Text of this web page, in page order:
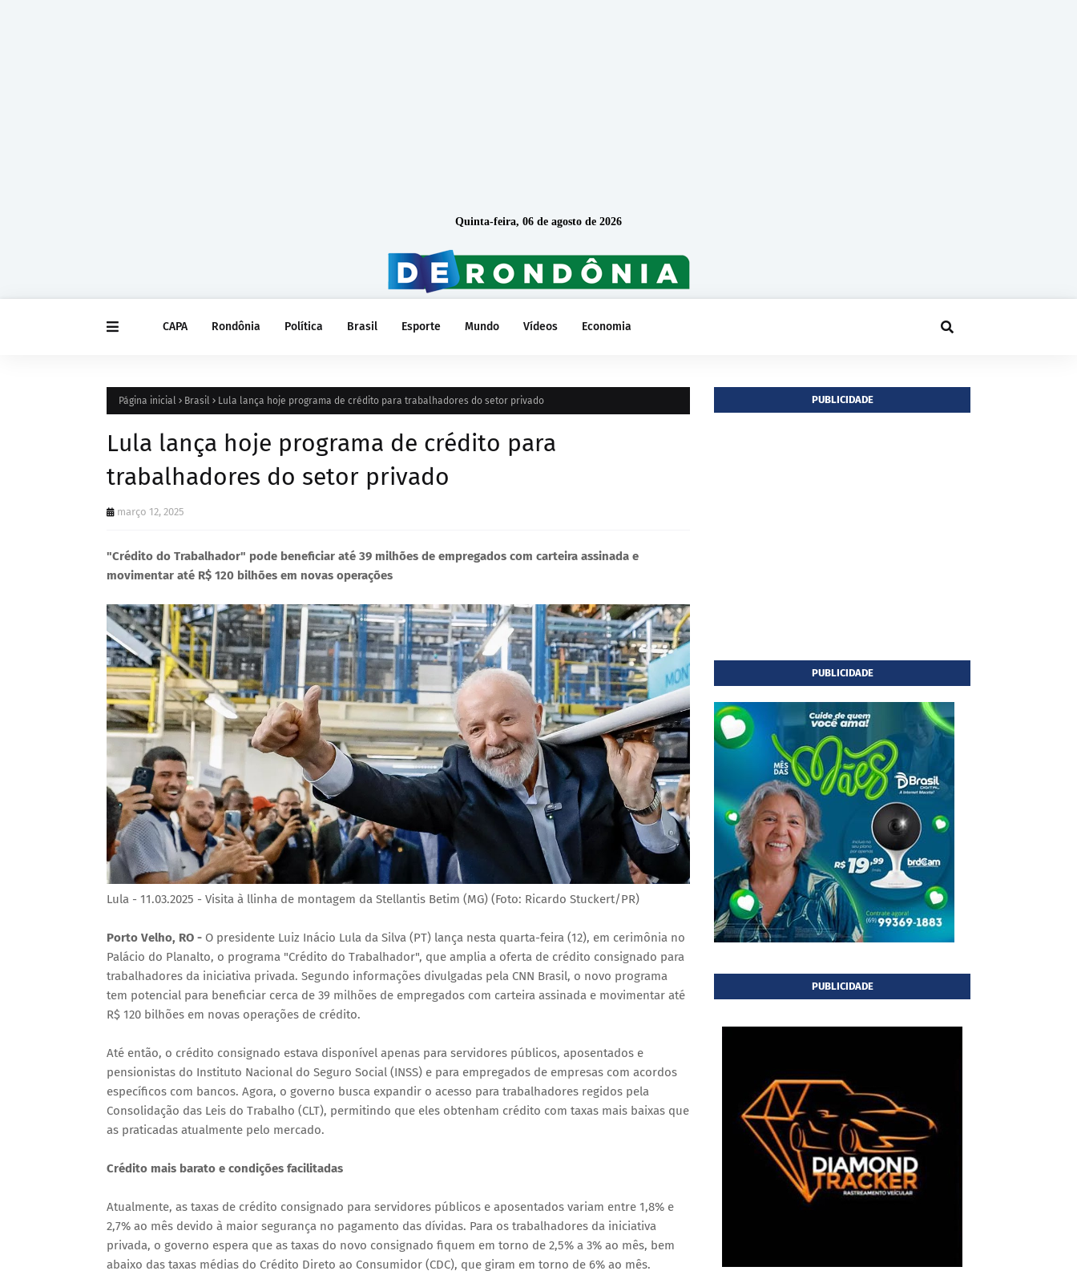
Quinta-feira, 06 de agosto de 2026
CAPA Rondônia Política Brasil Esporte Mundo Vídeos Economia
Página inicial Brasil Lula lança hoje programa de crédito para trabalhadores do setor privado
Lula lança hoje programa de crédito para
trabalhadores do setor privado
março 12, 2025
"Crédito do Trabalhador" pode beneficiar até 39 milhões de empregados com carteira assinada e
movimentar até R$ 120 bilhões em novas operações
Lula - 11.03.2025 - Visita à llinha de montagem da Stellantis Betim (MG) (Foto: Ricardo Stuckert/PR)
Porto Velho, RO - O presidente Luiz Inácio Lula da Silva (PT) lança nesta quarta-feira (12), em cerimônia no
Palácio do Planalto, o programa "Crédito do Trabalhador", que amplia a oferta de crédito consignado para
trabalhadores da iniciativa privada. Segundo informações divulgadas pela CNN Brasil, o novo programa
tem potencial para beneficiar cerca de 39 milhões de empregados com carteira assinada e movimentar até
R$ 120 bilhões em novas operações de crédito.
Até então, o crédito consignado estava disponível apenas para servidores públicos, aposentados e
pensionistas do Instituto Nacional do Seguro Social (INSS) e para empregados de empresas com acordos
específicos com bancos. Agora, o governo busca expandir o acesso para trabalhadores regidos pela
Consolidação das Leis do Trabalho (CLT), permitindo que eles obtenham crédito com taxas mais baixas que
as praticadas atualmente pelo mercado.
Crédito mais barato e condições facilitadas
Atualmente, as taxas de crédito consignado para servidores públicos e aposentados variam entre 1,8% e
2,7% ao mês devido à maior segurança no pagamento das dívidas. Para os trabalhadores da iniciativa
privada, o governo espera que as taxas do novo consignado fiquem em torno de 2,5% a 3% ao mês, bem
abaixo das taxas médias do Crédito Direto ao Consumidor (CDC), que giram em torno de 6% ao mês.
PUBLICIDADE
PUBLICIDADE
PUBLICIDADE